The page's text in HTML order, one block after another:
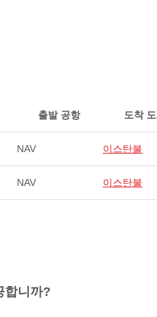
출발 공항 도착 도
NAV 이스탄불
NAV 이스탄불
합니까?